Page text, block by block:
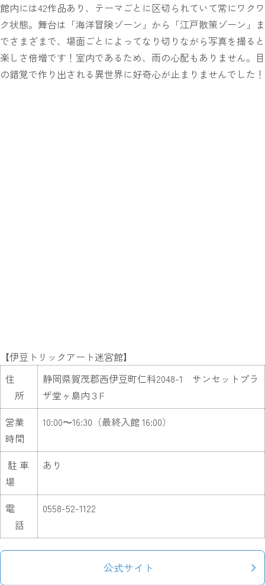
館内には42作品あり、テーマごとに区切られていて常にワクワ
ク状態。舞台は「海洋冒険ゾーン」から「江戸散策ゾーン」ま
でさまざまで、場面ごとによってなり切りながら写真を撮ると
楽しさ倍増です！室内であるため、雨の心配もありません。目
の錯覚で作り出される異世界に好奇心が止まりませんでした！
【伊豆トリックアート迷宮館】
住
所
静岡県賀茂郡西伊豆町仁科2048-1 サンセットプラ
ザ堂ヶ島内３F
営業
時間
10:00〜16:30（最終入館 16:00）
駐 車
場
あり
電
話
0558-52-1122
公式サイト